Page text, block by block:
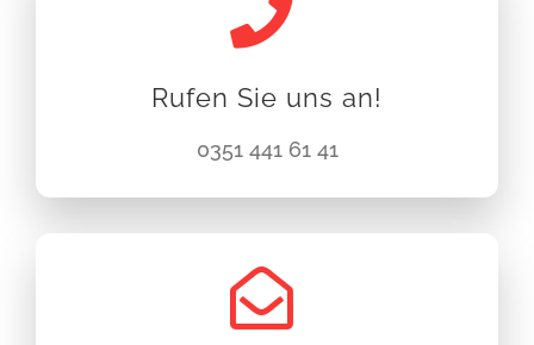
Rufen Sie uns an!
0351 441 61 41